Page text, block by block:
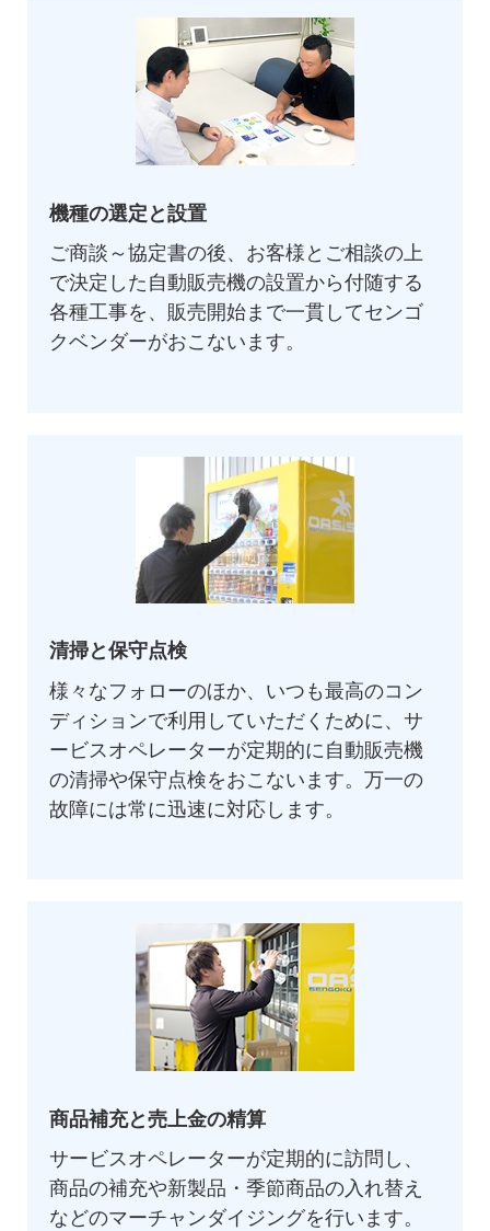
機種の選定と設置
ご商談～協定書の後、お客様とご相談の上
で決定した自動販売機の設置から付随する
各種工事を、販売開始まで一貫してセンゴ
クベンダーがおこないます。
清掃と保守点検
様々なフォローのほか、いつも最高のコン
ディションで利用していただくために、サ
ービスオペレーターが定期的に自動販売機
の清掃や保守点検をおこないます。万一の
故障には常に迅速に対応します。
商品補充と売上金の精算
サービスオペレーターが定期的に訪問し、
商品の補充や新製品・季節商品の入れ替え
などのマーチャンダイジングを行います。